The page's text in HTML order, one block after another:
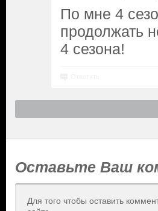
По мне 4
продолжать
4 сезона!
Оставьте Ваш
Для того чтобы оставить